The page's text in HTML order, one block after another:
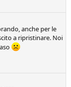
anche per le
a ripristinare. Noi